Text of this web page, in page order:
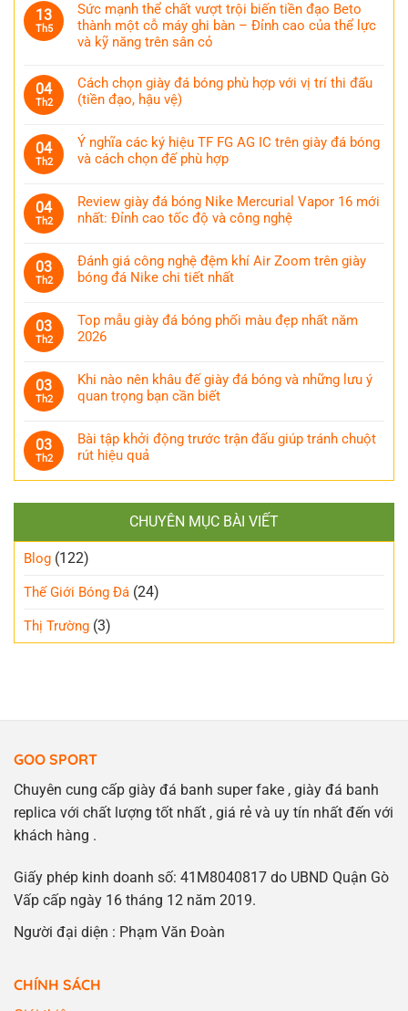
13
Th5
Sức mạnh thể chất vượt trội biến tiền đạo Beto
thành một cỗ máy ghi bàn – Đỉnh cao của thể lực
và kỹ năng trên sân cỏ
04
Th2
Cách chọn giày đá bóng phù hợp với vị trí thi đấu
(tiền đạo, hậu vệ)
04
Th2
Ý nghĩa các ký hiệu TF FG AG IC trên giày đá bóng
và cách chọn đế phù hợp
04
Th2
Review giày đá bóng Nike Mercurial Vapor 16 mới
nhất: Đỉnh cao tốc độ và công nghệ
03
Th2
Đánh giá công nghệ đệm khí Air Zoom trên giày
bóng đá Nike chi tiết nhất
03
Th2
Top mẫu giày đá bóng phối màu đẹp nhất năm
2026
03
Th2
Khi nào nên khâu đế giày đá bóng và những lưu ý
quan trọng bạn cần biết
03
Th2
Bài tập khởi động trước trận đấu giúp tránh chuột
rút hiệu quả
CHUYÊN MỤC BÀI VIẾT
Blog (122)
Thế Giới Bóng Đá (24)
Thị Trường (3)
GOO SPORT
Chuyên cung cấp giày đá banh super fake , giày đá banh
replica với chất lượng tốt nhất , giá rẻ và uy tín nhất đến với
khách hàng .
Giấy phép kinh doanh số: 41M8040817 do UBND Quận Gò
Vấp cấp ngày 16 tháng 12 năm 2019.
Người đại diện : Phạm Văn Đoàn
CHÍNH SÁCH